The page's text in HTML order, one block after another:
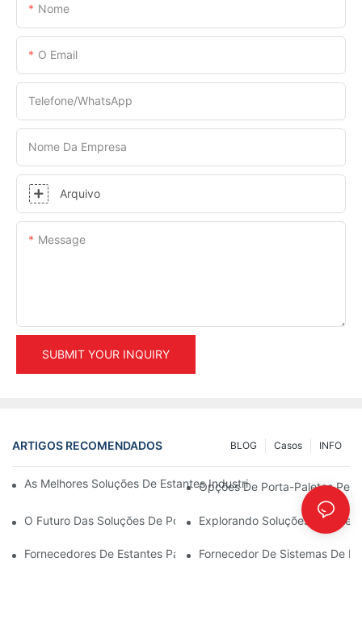
Nome
O Email
Telefone/WhatsApp
Nome Da Empresa
Arquivo
Message
SUBMIT YOUR INQUIRY
ARTIGOS RECOMENDADOS INFO
Casos
BLOG
As Melhores Soluções De Estantes Industriais Para Uma
Opções De Porta-Paletes
O Futuro Das Soluções De Porta-Paletes: Tendências E
Explorando Soluções
Fornecedores De Estantes Para Armazéns: O Que Procurar
Fornecedor De Sistemas De